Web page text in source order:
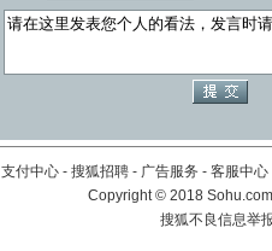
支付中心 - 搜狐招聘 - 广告服务 - 客服中心
Copyright©2018
搜狐不良信息举